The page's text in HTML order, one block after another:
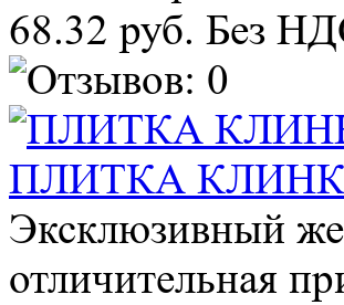
68.32 руб. Без
ПЛИТКА
Эксклюзивный
отличительная